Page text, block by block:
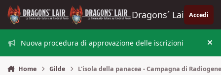
Vai al contenuto
Dragons´ Lair Accedi
Nuova procedura di approvazione delle iscrizioni
Home Gilde L'isola della panacea - Campagna di